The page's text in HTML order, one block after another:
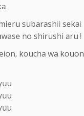
subarashii sekai
no shirushi aru !
koucha wa